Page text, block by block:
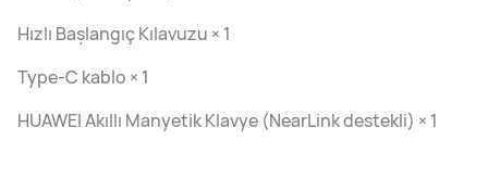
Hızlı Başlangıç Kılavuzu × 1
Type-C kablo × 1
HUAWEI Akıllı Manyetik Klavye (NearLink destekli) × 1